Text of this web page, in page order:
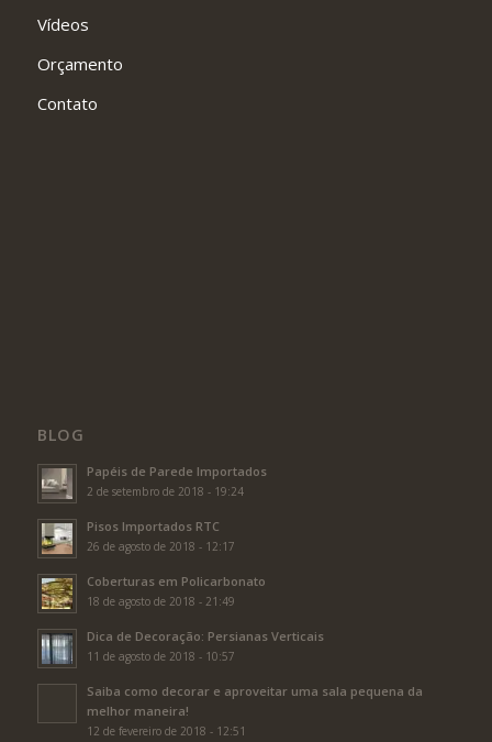
Vídeos
Orçamento
Contato
BLOG
Papéis de Parede Importados
2 de setembro de 2018 - 19:24
Pisos Importados RTC
26 de agosto de 2018 - 12:17
Coberturas em Policarbonato
18 de agosto de 2018 - 21:49
Dica de Decoração: Persianas Verticais
11 de agosto de 2018 - 10:57
Saiba como decorar e aproveitar uma sala pequena da
melhor maneira!
12 de fevereiro de 2018 - 12:51